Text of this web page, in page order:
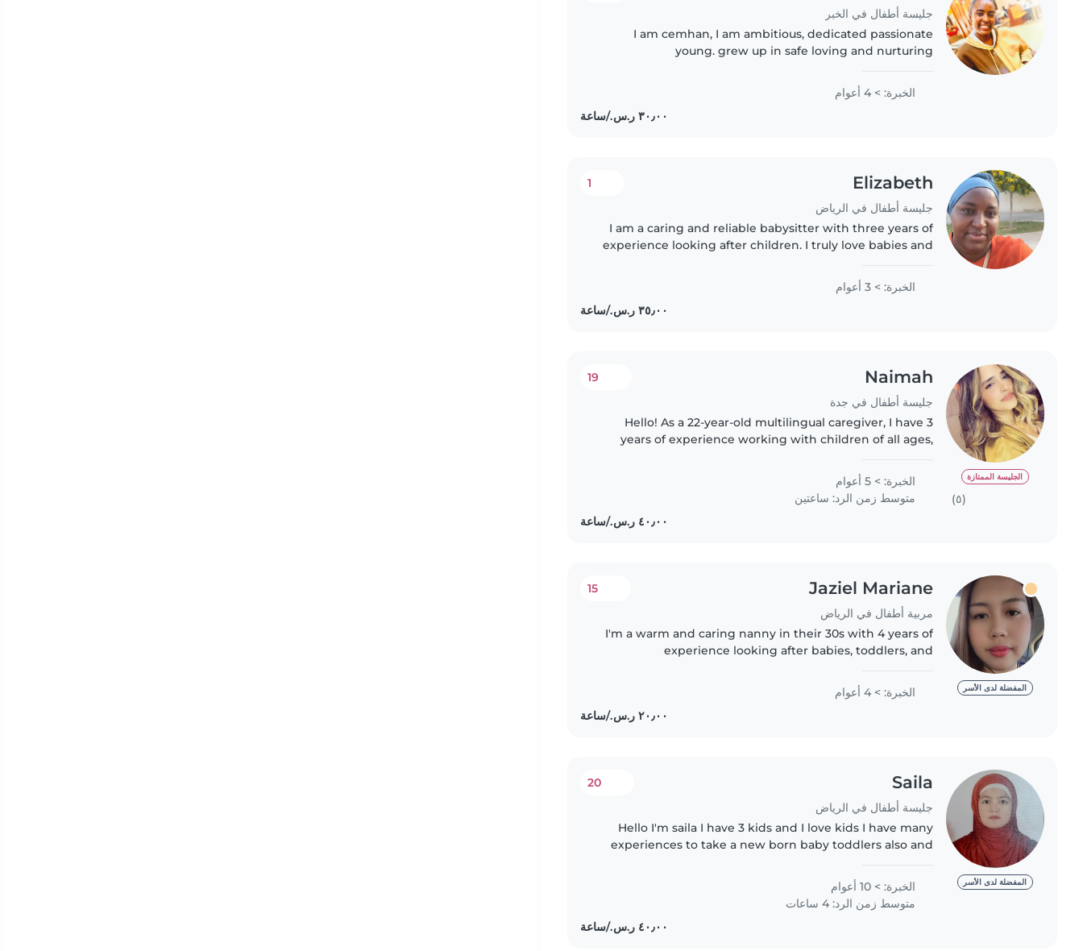
جليسة أطفال في الخبر
I am cemhan, I am ambitious, dedicated passionate
young. grew up in safe loving and nurturing
communicative, love spending quality time..
الخبرة: > 4 أعوام
Elizabeth
جليسة أطفال في الرياض
1
I am a caring and reliable babysitter with three years of
experience looking after children. I truly love babies and
for them...
الخبرة: > 3 أعوام
الجليسة الممتازة
(٥)
Naimah
جليسة أطفال في جدة
19
Hello! As a 22-year-old multilingual caregiver, I have 3
years of experience working with children of all ages,
patient, and I enjoy..
الخبرة: > 5 أعوام
متوسط زمن الرد: ساعتين
المفضلة لدى الأسر
Jaziel Mariane
مربية أطفال في الرياض
15
I'm a warm and caring nanny in their 30s with 4 years of
experience looking after babies, toddlers, and
Engineering and I'm comfortable..
الخبرة: > 4 أعوام
المفضلة لدى الأسر
Saila
جليسة أطفال في الرياض
20
Hello I'm saila I have 3 kids and I love kids I have many
experiences to take a new born baby toddlers also and
الخبرة: > 10 أعوام
متوسط زمن الرد: 4 ساعات